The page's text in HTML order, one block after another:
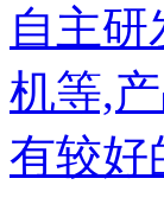
自主
机等,
有较好